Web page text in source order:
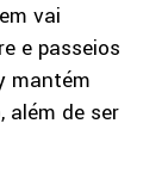
vai
e passeios
mantém
além de ser